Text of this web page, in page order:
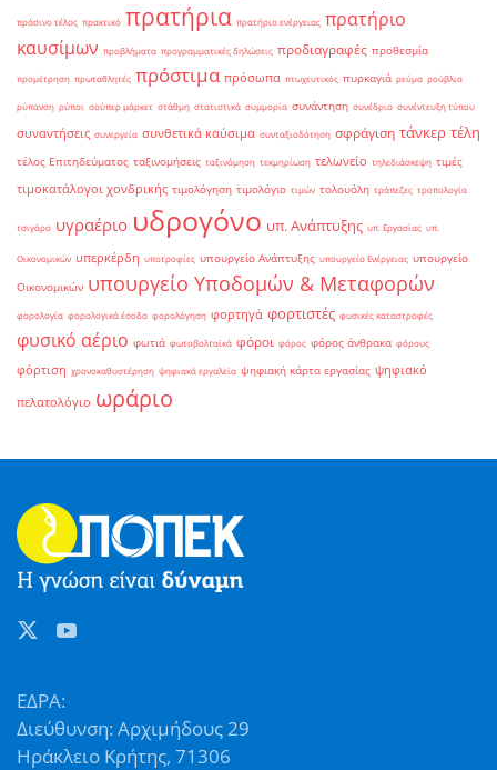
πράσινο τέλος πρακτικό πρατήρια πρατήριο ενέργειας πρατήριο
καυσίμων προβλήματα προγραμματικές δηλώσεις προδιαγραφές προθεσμία
προμέτρηση πρωταθλητές πρόστιμα πρόσωπα πτωχευτικός πυρκαγιά ρεύμα ρούβλια
ρύπανση ρύποι σούπερ μάρκετ στάθμη στατιστικά συμμορία συνάντηση συνέδριο συνέντευξη τύπου
συναντήσεις συνεργεία συνθετικά καύσιμα συνταξιοδότηση σφράγιση τάνκερ τέλη
τέλος Επιτηδεύματος ταξινομήσεις ταξινόμηση τεκμηρίωση τελωνείο τηλεδιάσκεψη τιμές
τιμοκατάλογοι χονδρικής τιμολόγηση τιμολόγιο τιμών τολουόλη τράπεζες τροπολογία
τσιγάρο υγραέριο υδρογόνο υπ. Ανάπτυξης υπ. Εργασίας υπ.
Οικονομικών υπερκέρδη υποτροφίες υπουργείο Ανάπτυξης υπουργείο Ενέργειας υπουργείο
Οικονομικών υπουργείο Υποδομών & Μεταφορών
φορολογία φορολογικά έσοδα φορολόγηση φορτηγά φορτιστές φυσικές καταστροφές
φυσικό αέριο φωτιά φωτοβολταϊκά φόροι φόρος φόρος άνθρακα φόρους
φόρτιση χρονοκαθυστέρηση ψηφιακά εργαλεία ψηφιακή κάρτα εργασίας ψηφιακό
πελατολόγιο ωράριο
ΕΔΡΑ:
Διεύθυνση: Αρχιμήδους 29
Ηράκλειο Κρήτης, 71306